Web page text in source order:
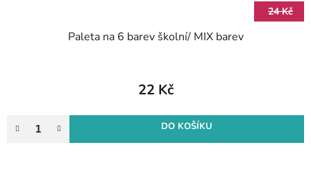
24 Kč
Paleta na 6 barev školní/ MIX barev
22 Kč
DO KOŠÍKU